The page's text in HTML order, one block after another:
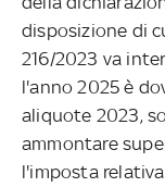
disposizione di
216/2023 va
l'anno 2025 è
aliquote 2023,
ammontare
l'imposta